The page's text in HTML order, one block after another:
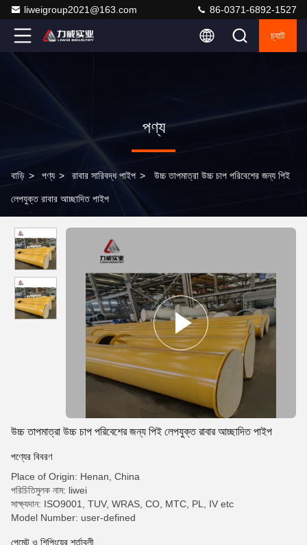
liweigroup2021@163.com 86-0371-6892-1527
চ্যাট
পণ্য
বাড়ি > পণ্য > রাবার সারিবদ্ধ পাইপ > উচ্চ তাপমাত্রা উচ্চ চাপ পরিবেশের জন্য পিই
লেপযুক্ত রাবার আচ্ছাদিত পাইপ
উচ্চ তাপমাত্রা উচ্চ চাপ পরিবেশের জন্য পিই লেপযুক্ত রাবার আচ্ছাদিত পাইপ
পণ্যের বিবরণ
Place of Origin: Henan, China
পরিচিতিমুলক নাম: liwei
সাক্ষ্যদান: ISO9001, TUV, WRAS, CO, MTC, PL, IV etc
Model Number: user-defined
পেমেন্ট ও শিপিংয়ের শর্তাবলী